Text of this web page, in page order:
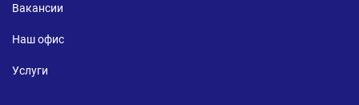
Вакансии
Наш офис
Услуги